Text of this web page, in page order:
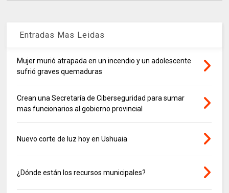
Entradas Mas Leidas
Mujer murió atrapada en un incendio y un adolescente
sufrió graves quemaduras
Crean una Secretaría de Ciberseguridad para sumar
mas funcionarios al gobierno provincial
Nuevo corte de luz hoy en Ushuaia
¿Dónde están los recursos municipales?